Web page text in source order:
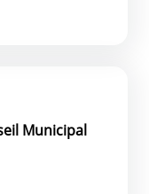
Municipal